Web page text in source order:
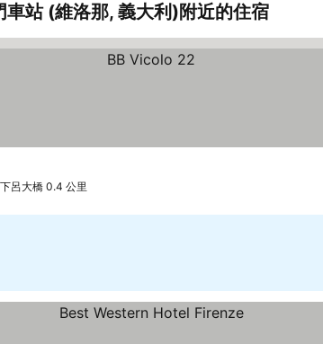
車站 (維洛那, 義大利)附近的住宿
呂大橋 0.4 公里